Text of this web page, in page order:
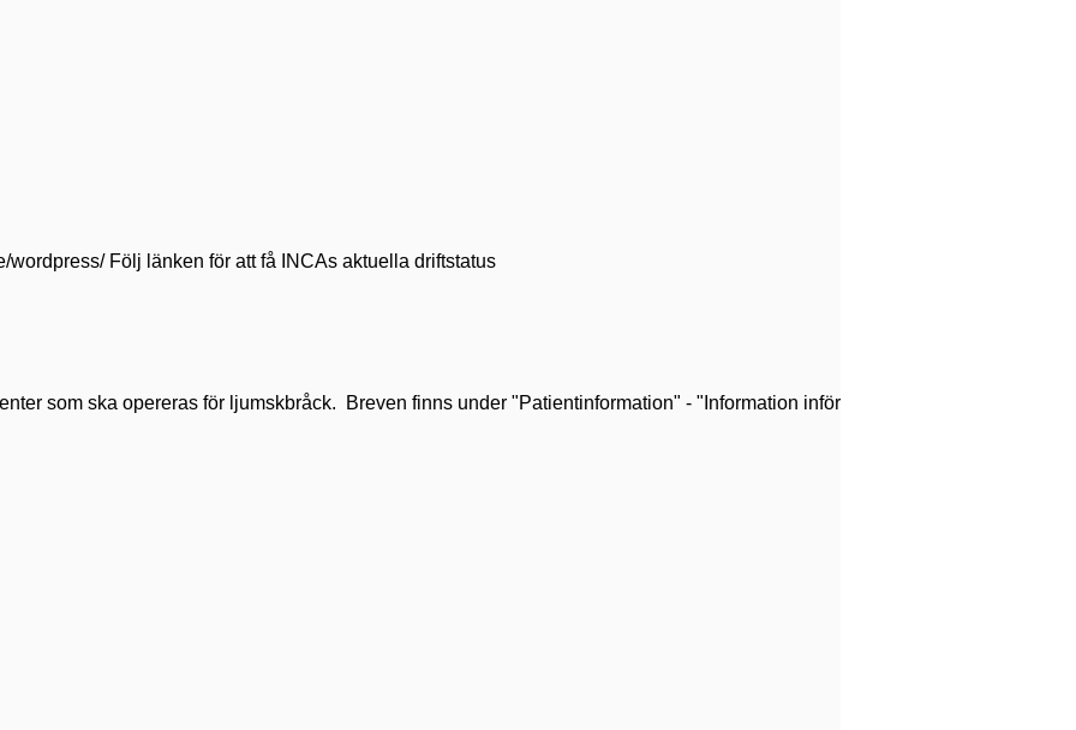
Följ länken för att få INCAs aktuella driftstatus
som ska opereras för ljumskbråck. Breven finns under "Patientinformation" - "Information inför